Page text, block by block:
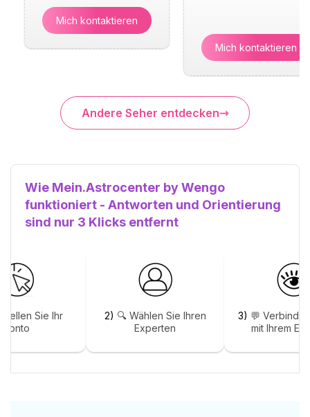
Mich kontaktieren
Mich kontaktieren
Andere Seher entdecken
Wie Mein.Astrocenter by Wengo
funktioniert - Antworten und Orientierung
sind nur 3 Klicks entfernt
Sie Ihr
Konto
2) 🔍 Wählen Sie Ihren
Experten
3) 💬
mit Ihrem